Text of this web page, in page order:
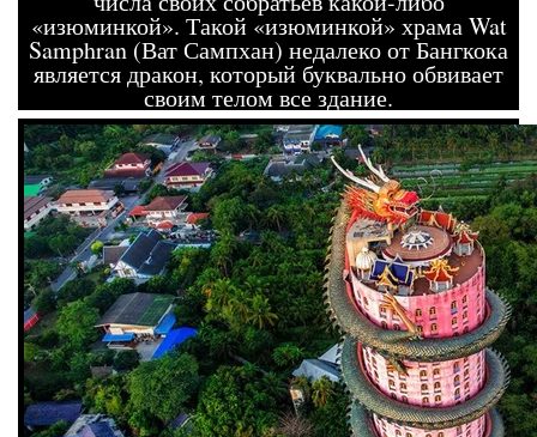
«изюминкой». Такой «изюминкой» храма Wat
Samphran (Ват Сампхан) недалеко от Бангкока
является дракон, который буквально обвивает
своим телом все здание.